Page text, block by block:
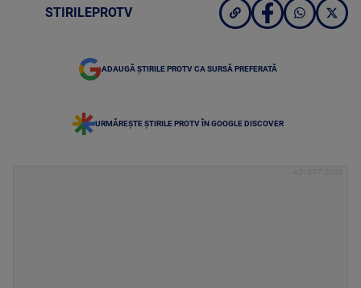
STIRILEPROTV
ADAUGĂ ȘTIRILE PROTV CA SURSĂ PREFERATĂ
URMĂREȘTE ȘTIRILE PROTV ÎN GOOGLE DISCOVER